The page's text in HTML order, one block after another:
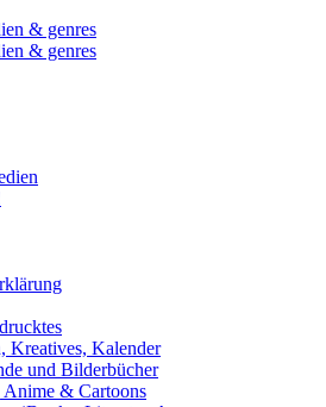
Kreatives, Kalender
und Bilderbücher
Anime & Cartoons